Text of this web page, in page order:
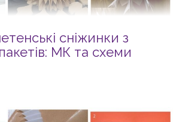
сніжинки з
МК та схеми